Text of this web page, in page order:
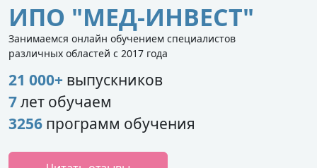
ИПО "МЕД-ИНВЕСТ"
Занимаемся онлайн обучением специалистов
различных областей с 2017 года
21 000+ выпускников
7лет обучаем
3256 программ обучения